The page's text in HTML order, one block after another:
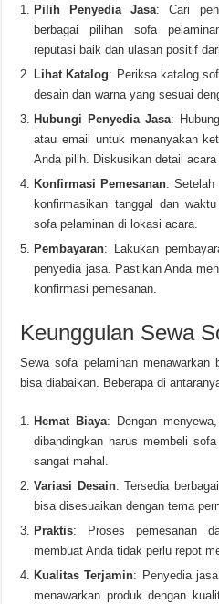
Pilih Penyedia Jasa: Cari
berbagai pilihan sofa
reputasi baik dan ulasan positif
Lihat Katalog: Periksa katalog
desain dan warna yang sesuai
Hubungi Penyedia Jasa:
atau email untuk menanyakan
Anda pilih. Diskusikan detail acara
Konfirmasi Pemesanan: Setelah
konfirmasikan tanggal dan
sofa pelaminan di lokasi acara.
Pembayaran: Lakukan
penyedia jasa. Pastikan Anda
konfirmasi pemesanan.
Keunggulan Sewa
Sewa sofa pelaminan menawarkan
bisa diabaikan. Beberapa di
Hemat Biaya: Dengan
dibandingkan harus membeli
sangat mahal.
Variasi Desain: Tersedia
bisa disesuaikan dengan tema
Praktis: Proses pemesanan
membuat Anda tidak perlu repot
Kualitas Terjamin: Penyedia
menawarkan produk dengan